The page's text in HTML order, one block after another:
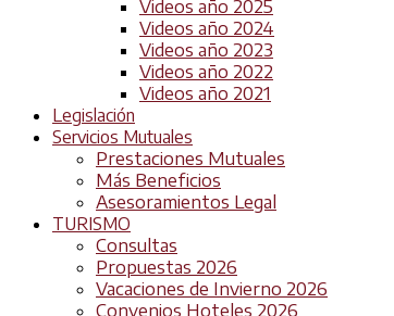
Videos año 2025
Videos año 2024
Videos año 2023
Videos año 2022
Videos año 2021
Legislación
Servicios Mutuales
Prestaciones Mutuales
Más Beneficios
Asesoramientos Legal
TURISMO
Consultas
Propuestas 2026
Vacaciones de Invierno 2026
Convenios Hoteles 2026